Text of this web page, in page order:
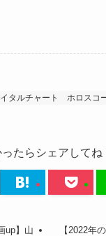
タルチャート ホロスコ
ったらシェアしてね
up】山
【2022年